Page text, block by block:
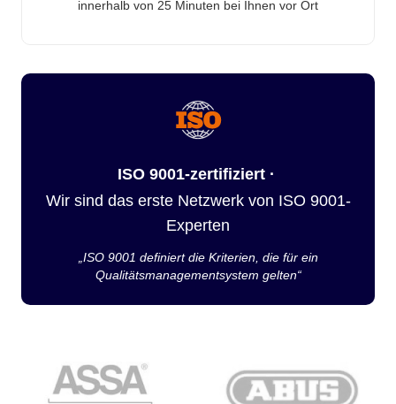
innerhalb von 25 Minuten bei Ihnen vor Ort
ISO 9001-zertifiziert ·
Wir sind das erste Netzwerk von ISO 9001-
Experten
„ISO 9001 definiert die Kriterien, die für ein
Qualitätsmanagementsystem gelten“